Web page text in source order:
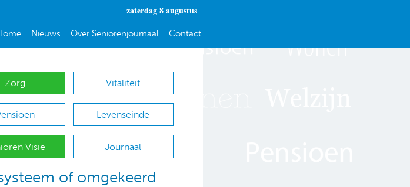
zaterdag 8 augustus
Nieuws Over Seniorenjournaal Contact
Zorg Vitaliteit
Levenseinde
Visie Journaal
of omgekeerd